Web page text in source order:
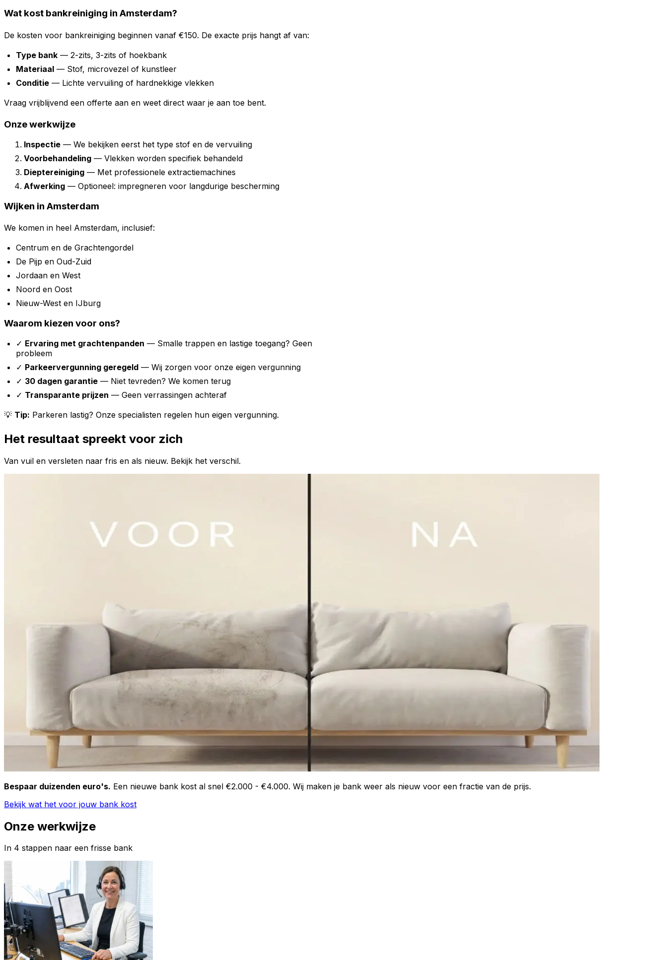
Wat kost bankreiniging in Amsterdam?
De kosten voor bankreiniging beginnen vanaf €150. De exacte prijs hangt af van:
Type bank — 2-zits, 3-zits of hoekbank
Materiaal — Stof, microvezel of kunstleer
Conditie — Lichte vervuiling of hardnekkige vlekken
Vraag vrijblijvend een offerte aan en weet direct waar je aan toe bent.
Onze werkwijze
Inspectie — We bekijken eerst het type stof en de vervuiling
Voorbehandeling — Vlekken worden specifiek behandeld
Dieptereiniging — Met professionele extractiemachines
Afwerking — Optioneel: impregneren voor langdurige bescherming
Wijken in Amsterdam
We komen in heel Amsterdam, inclusief:
Centrum en de Grachtengordel
De Pijp en Oud-Zuid
Jordaan en West
Noord en Oost
Nieuw-West en IJburg
Waarom kiezen voor ons?
✓ Ervaring met grachtenpanden — Smalle trappen en lastige toegang? Geen
probleem
✓ Parkeervergunning geregeld — Wij zorgen voor onze eigen vergunning
✓ 30 dagen garantie — Niet tevreden? We komen terug
✓ Transparante prijzen — Geen verrassingen achteraf
💡 Tip: Parkeren lastig? Onze specialisten regelen hun eigen vergunning.
Het resultaat spreekt voor zich
Van vuil en versleten naar fris en als nieuw. Bekijk het verschil.
Bespaar duizenden euro's. Een nieuwe bank kost al snel €2.000 - €4.000. Wij maken je bank weer als nieuw voor een fractie van de prijs.
Bekijk wat het voor jouw bank kost
Onze werkwijze
In 4 stappen naar een frisse bank